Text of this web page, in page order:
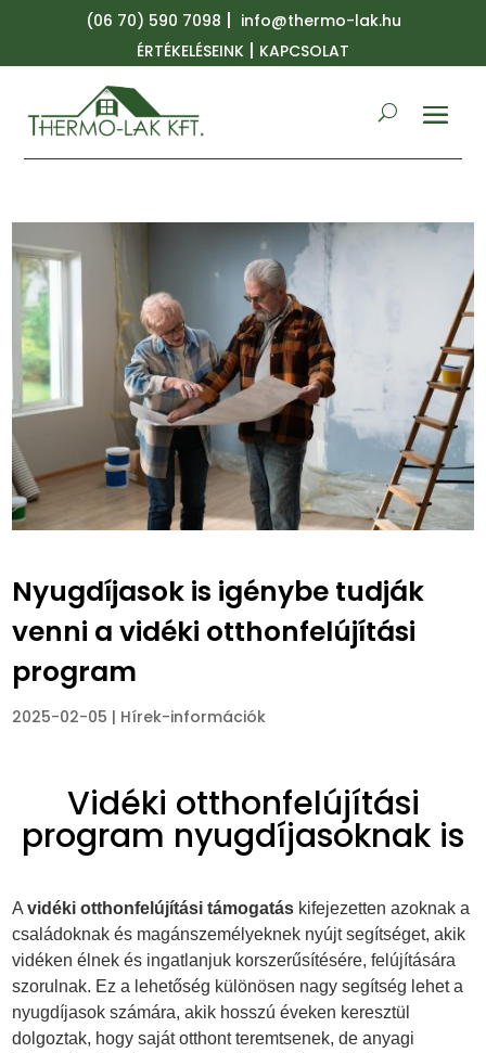
(06 70) 590 7098 | info@thermo-lak.hu
ÉRTÉKELÉSEINK | KAPCSOLAT
Nyugdíjasok is igénybe tudják
venni a vidéki otthonfelújítási
program
2025-02-05 | Hírek-információk
Vidéki otthonfelújítási
program nyugdíjasoknak is
Avidéki otthonfelújítási támogatás kifejezetten azoknak a
családoknak és magánszemélyeknek nyújt segítséget, akik
vidéken élnek és ingatlanjuk korszerűsítésére, felújítására
szorulnak. Ez a lehetőség különösen nagy segítség lehet a
nyugdíjasok számára, akik hosszú éveken keresztül
dolgoztak, hogy saját otthont teremtsenek, de anyagi